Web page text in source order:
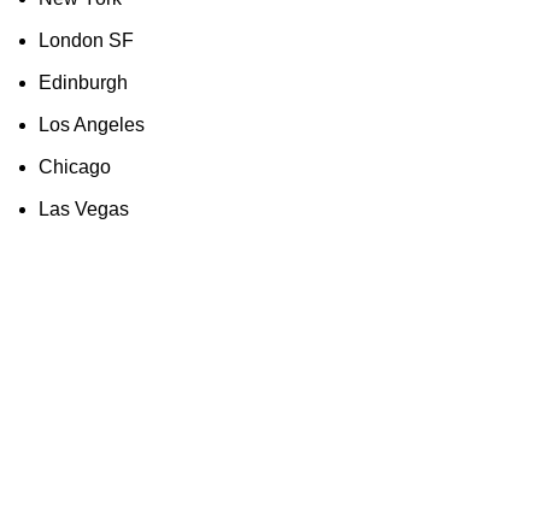
London SF
Edinburgh
Los Angeles
Chicago
Las Vegas